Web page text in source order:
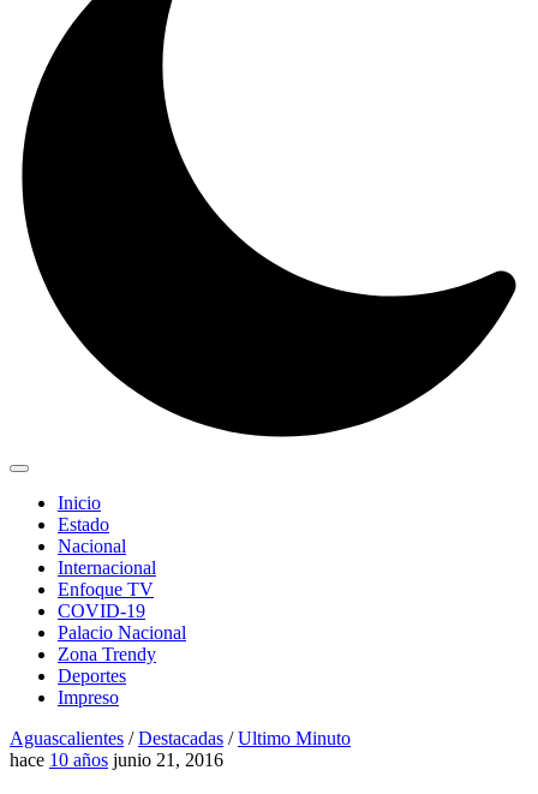
Inicio
Estado
Nacional
Internacional
Enfoque TV
COVID-19
Palacio Nacional
Zona Trendy
Deportes
Impreso
Aguascalientes /Destacadas /Ultimo Minuto
hace 10 años junio 21, 2016